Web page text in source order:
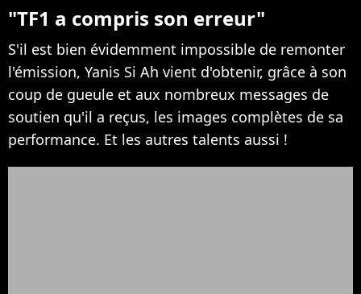
"TF1 a compris son erreur"
S'il est bien évidemment impossible de remonter
l'émission, Yanis Si Ah vient d'obtenir, grâce à son
coup de gueule et aux nombreux messages de
soutien qu'il a reçus, les images complètes de sa
performance. Et les autres talents aussi !